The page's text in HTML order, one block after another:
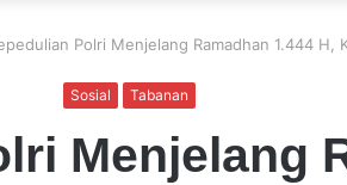
Polri Menjelang Ramadhan 1.444 H,
Sosial Tabanan
Menjelang